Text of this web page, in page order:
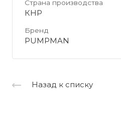
Страна производства
КНР
Бренд
PUMPMAN
Назад к списку